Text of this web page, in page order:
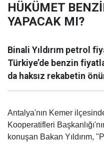
HÜKÜMET
YAPACAK MI?
Binali Yıldırım petrol
Türkiye’de benzin
da haksız rekabetin
Antalya'nın Kemer
Kooperatifleri
konuşan Bakan Yıldırım,